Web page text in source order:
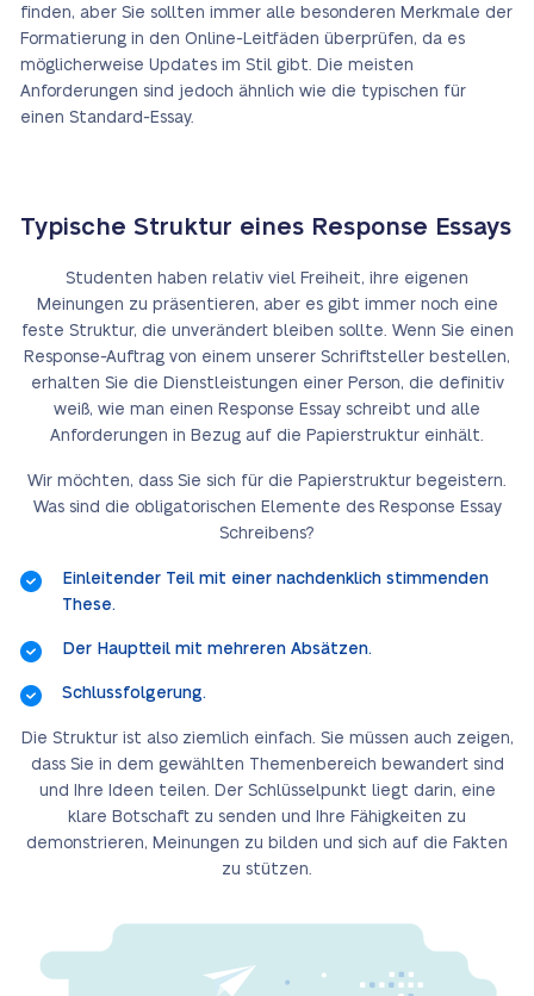
finden, aber Sie sollten immer alle besonderen Merkmale der
Formatierung in den Online-Leitfäden überprüfen, da es
möglicherweise Updates im Stil gibt. Die meisten
Anforderungen sind jedoch ähnlich wie die typischen für
einen Standard-Essay.
Typische Struktur eines Response Essays
Studenten haben relativ viel Freiheit, ihre eigenen
Meinungen zu präsentieren, aber es gibt immer noch eine
feste Struktur, die unverändert bleiben sollte. Wenn Sie einen
Response-Auftrag von einem unserer Schriftsteller bestellen,
erhalten Sie die Dienstleistungen einer Person, die definitiv
weiß, wie man einen Response Essay schreibt und alle
Anforderungen in Bezug auf die Papierstruktur einhält.
Wir möchten, dass Sie sich für die Papierstruktur begeistern.
Was sind die obligatorischen Elemente des Response Essay
Schreibens?
Einleitender Teil mit einer nachdenklich stimmenden
These.
Der Hauptteil mit mehreren Absätzen.
Schlussfolgerung.
Die Struktur ist also ziemlich einfach. Sie müssen auch zeigen,
dass Sie in dem gewählten Themenbereich bewandert sind
und Ihre Ideen teilen. Der Schlüsselpunkt liegt darin, eine
klare Botschaft zu senden und Ihre Fähigkeiten zu
demonstrieren, Meinungen zu bilden und sich auf die Fakten
zu stützen.